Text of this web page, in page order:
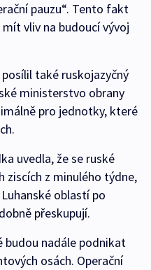
pauzu“. Tento fakt
vliv na budoucí vývoj
také ruskojazyčný
ministerstvo obrany
pro jednotky, které
uvedla, že se ruské
ziscích z minulého týdne,
oblastí po
přeskupují.
budou nadále podnikat
osách. Operační